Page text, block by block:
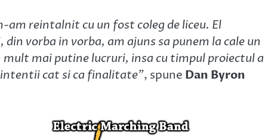
reintalnit cu un fost coleg de liceu. El
vorba in vorba, am ajuns sa punem la cale un
mai putine lucruri, insa cu timpul proiectul a
cat si ca finalitate”, spune Dan Byron